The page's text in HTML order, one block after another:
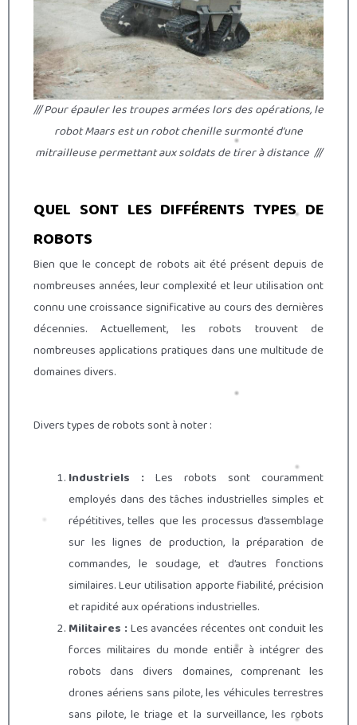
/// Pour épauler les troupes armées lors des opérations, le
robot Maars est un robot chenille surmonté d’une
mitrailleuse permettant aux soldats de tirer à distance ///
QUEL SONT LES DIFFÉRENTS TYPES DE
ROBOTS
Bien que le concept de robots ait été présent depuis de
nombreuses années, leur complexité et leur utilisation ont
connu une croissance significative au cours des dernières
décennies. Actuellement, les robots trouvent de
nombreuses applications pratiques dans une multitude de
domaines divers.
Divers types de robots sont à noter :
Industriels : Les robots sont couramment
employés dans des tâches industrielles simples et
répétitives, telles que les processus d’assemblage
sur les lignes de production, la préparation de
commandes, le soudage, et d’autres fonctions
similaires. Leur utilisation apporte fiabilité, précision
et rapidité aux opérations industrielles.
Militaires : Les avancées récentes ont conduit les
forces militaires du monde entier à intégrer des
robots dans divers domaines, comprenant les
drones aériens sans pilote, les véhicules terrestres
sans pilote, le triage et la surveillance, les robots